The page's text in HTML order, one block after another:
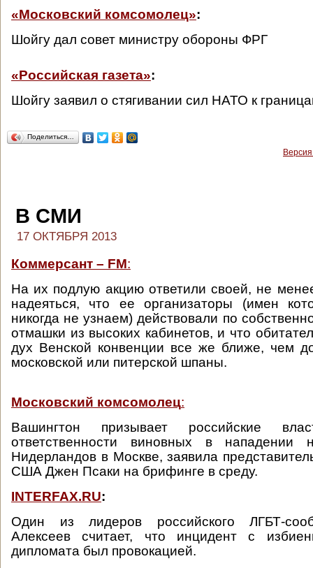
«Московский комсомолец»:
Шойгу дал совет министру обороны ФРГ
«Российская газета»:
Шойгу заявил о стягивании сил НАТО к
Поделиться…
В СМИ
17 ОКТЯБРЯ 2013
Коммерсант – FM:
На их подлую акцию ответили своей, не
надеяться, что ее организаторы (имен
никогда не узнаем) действовали по
отмашки из высоких кабинетов, и что
дух Венской конвенции все же ближе, чем
московской или питерской шпаны.
Московский комсомолец:
Вашингтон призывает российские
ответственности виновных в нападении
Нидерландов в Москве, заявила
США Джен Псаки на брифинге в среду.
INTERFAX.RU:
Один из лидеров российского ЛГБТ-
Алексеев считает, что инцидент с
дипломата был провокацией.